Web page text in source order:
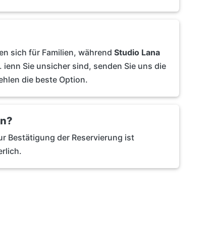
sich für Familien, während Studio Lana
Sie unsicher sind, senden Sie uns die
die beste Option.
Bestätigung der Reservierung ist